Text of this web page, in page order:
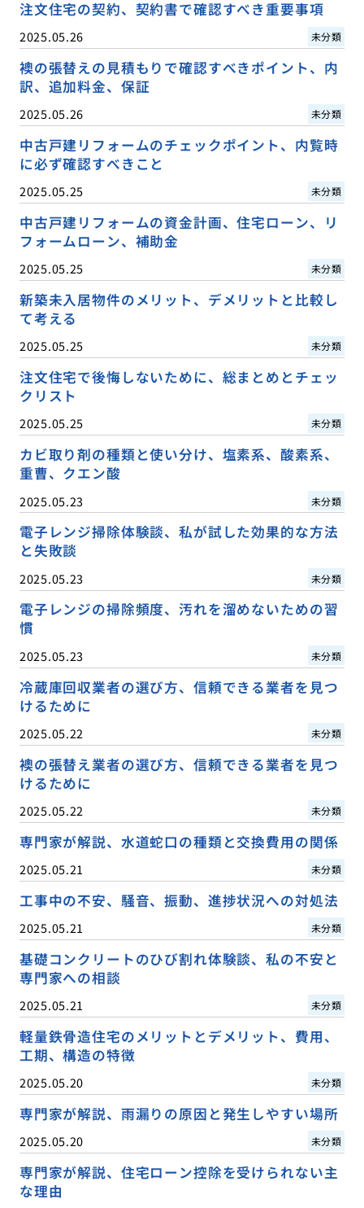
注文住宅の契約、契約書で確認すべき重要事項
2025.05.26 未分類
襖の張替えの見積もりで確認すべきポイント、内
訳、追加料金、保証
2025.05.26 未分類
中古戸建リフォームのチェックポイント、内覧時
に必ず確認すべきこと
2025.05.25 未分類
中古戸建リフォームの資金計画、住宅ローン、リ
フォームローン、補助金
2025.05.25 未分類
新築未入居物件のメリット、デメリットと比較し
て考える
2025.05.25 未分類
注文住宅で後悔しないために、総まとめとチェッ
クリスト
2025.05.25 未分類
カビ取り剤の種類と使い分け、塩素系、酸素系、
重曹、クエン酸
2025.05.23 未分類
電子レンジ掃除体験談、私が試した効果的な方法
と失敗談
2025.05.23 未分類
電子レンジの掃除頻度、汚れを溜めないための習
慣
2025.05.23 未分類
冷蔵庫回収業者の選び方、信頼できる業者を見つ
けるために
2025.05.22 未分類
襖の張替え業者の選び方、信頼できる業者を見つ
けるために
2025.05.22 未分類
専門家が解説、水道蛇口の種類と交換費用の関係
2025.05.21 未分類
工事中の不安、騒音、振動、進捗状況への対処法
2025.05.21 未分類
基礎コンクリートのひび割れ体験談、私の不安と
専門家への相談
2025.05.21 未分類
軽量鉄骨造住宅のメリットとデメリット、費用、
工期、構造の特徴
2025.05.20 未分類
専門家が解説、雨漏りの原因と発生しやすい場所
2025.05.20 未分類
専門家が解説、住宅ローン控除を受けられない主
な理由